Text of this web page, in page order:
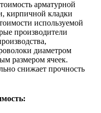
арматурной
кирпичной кладки
используемой
производители
диаметром
размером ячеек.
снижает прочность